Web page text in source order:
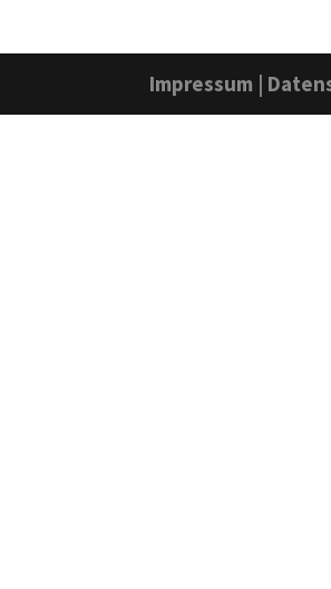
Impressum |